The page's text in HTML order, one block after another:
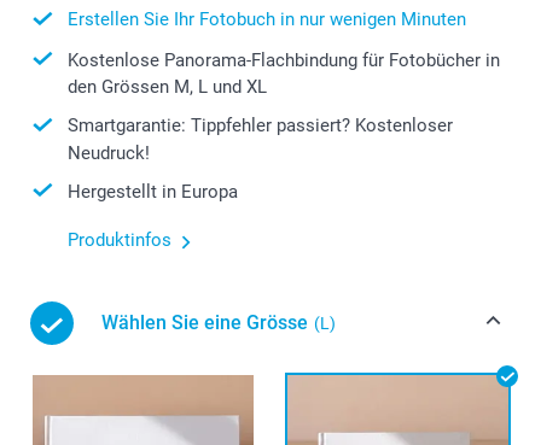
Erstellen Sie Ihr Fotobuch in nur wenigen Minuten
Kostenlose Panorama-Flachbindung für Fotobücher in
den Grössen M, L und XL
Smartgarantie: Tippfehler passiert? Kostenloser
Neudruck!
Hergestellt in Europa
Produktinfos
Wählen Sie eine Grösse (L)